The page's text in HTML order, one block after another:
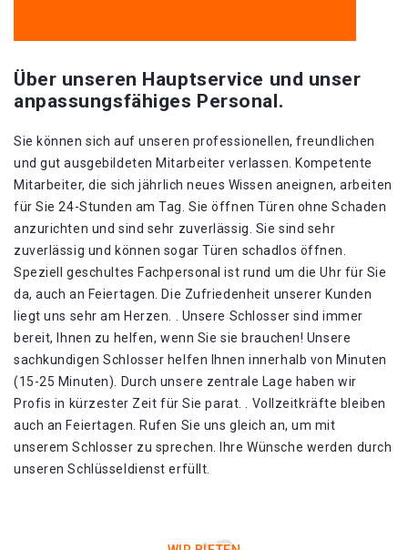
Über unseren Hauptservice und unser
anpassungsfähiges Personal.
Sie können sich auf unseren professionellen, freundlichen
und gut ausgebildeten Mitarbeiter verlassen. Kompetente
Mitarbeiter, die sich jährlich neues Wissen aneignen, arbeiten
für Sie 24-Stunden am Tag. Sie öffnen Türen ohne Schaden
anzurichten und sind sehr zuverlässig. Sie sind sehr
zuverlässig und können sogar Türen schadlos öffnen.
Speziell geschultes Fachpersonal ist rund um die Uhr für Sie
da, auch an Feiertagen. Die Zufriedenheit unserer Kunden
liegt uns sehr am Herzen. . Unsere Schlosser sind immer
bereit, Ihnen zu helfen, wenn Sie sie brauchen! Unsere
sachkundigen Schlosser helfen Ihnen innerhalb von Minuten
(15-25 Minuten). Durch unsere zentrale Lage haben wir
Profis in kürzester Zeit für Sie parat. . Vollzeitkräfte bleiben
auch an Feiertagen. Rufen Sie uns gleich an, um mit
unserem Schlosser zu sprechen. Ihre Wünsche werden durch
unseren Schlüsseldienst erfüllt.